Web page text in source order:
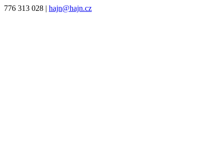
776 313 028 | hajn@hajn.cz